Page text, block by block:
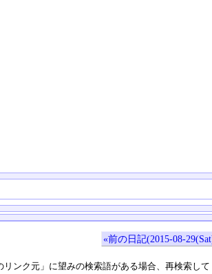
«前の日記(2015-08-
リンク元」に望みの検索語がある場合、再検索し